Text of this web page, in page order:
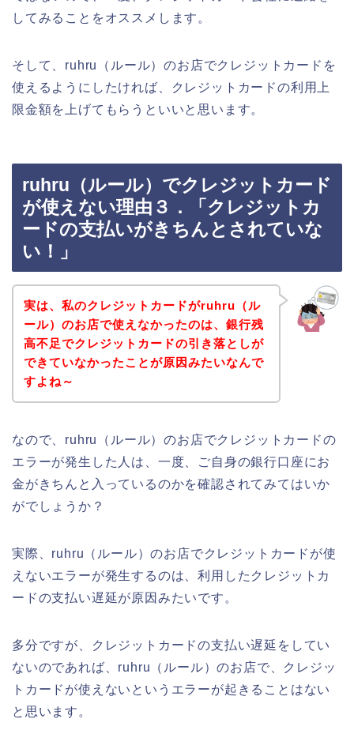
してみることをオススメします。
そして、ruhru（ルール）のお店でクレジットカードを
使えるようにしたければ、クレジットカードの利用上
限金額を上げてもらうといいと思います。
ruhru（ルール）でクレジットカード
が使えない理由３．「クレジットカ
ードの支払いがきちんとされていな
い！」
実は、私のクレジットカードがruhru（ル
ール）のお店で使えなかったのは、銀行残
高不足でクレジットカードの引き落としが
できていなかったことが原因みたいなんで
すよね～
なので、ruhru（ルール）のお店でクレジットカードの
エラーが発生した人は、一度、ご自身の銀行口座にお
金がきちんと入っているのかを確認されてみてはいか
がでしょうか？
実際、ruhru（ルール）のお店でクレジットカードが使
えないエラーが発生するのは、利用したクレジットカ
ードの支払い遅延が原因みたいです。
多分ですが、クレジットカードの支払い遅延をしてい
ないのであれば、ruhru（ルール）のお店で、クレジッ
トカードが使えないというエラーが起きることはない
と思います。